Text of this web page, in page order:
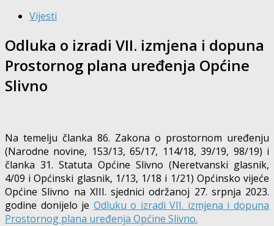
Vijesti
Odluka o izradi VII. izmjena i dopuna
Prostornog plana uređenja Općine
Slivno
Na temelju članka 86. Zakona o prostornom uređenju
(Narodne novine, 153/13, 65/17, 114/18, 39/19, 98/19) i
članka 31. Statuta Općine Slivno (Neretvanski glasnik,
4/09 i Općinski glasnik, 1/13, 1/18 i 1/21) Općinsko vijeće
Općine Slivno na XIII. sjednici održanoj 27. srpnja 2023.
godine donijelo je Odluku o izradi VII. izmjena i dopuna
Prostornog plana uređenja Općine Slivno.